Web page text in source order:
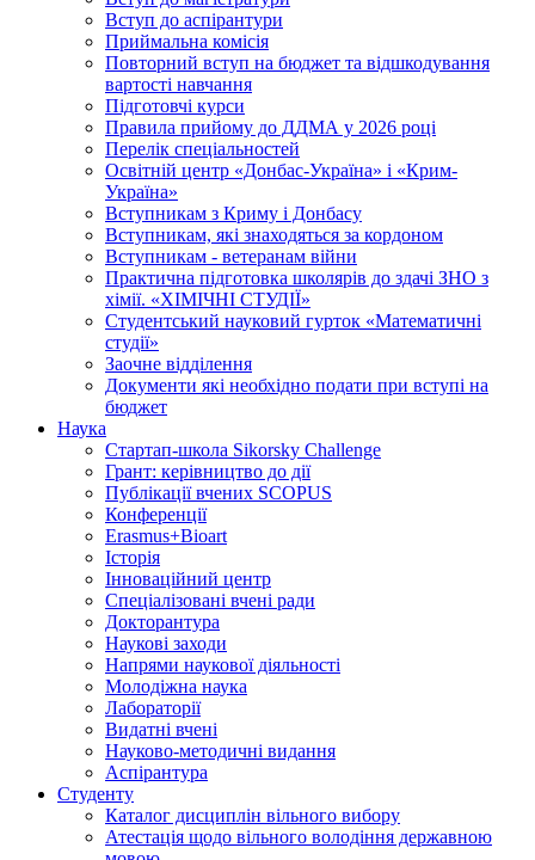
Вступ до аспірантури
Приймальна комісія
Повторний вступ на бюджет та відшкодування
вартості навчання
Підготовчі курси
Правила прийому до ДДМА у 2026 році
Перелік спеціальностей
Освітній центр «Донбас-Україна» і «Крим-
Україна»
Вступникам з Криму і Донбасу
Вступникам, які знаходяться за кордоном
Вступникам - ветеранам війни
Практична підготовка школярів до здачі ЗНО з
хімії. «ХІМІЧНІ СТУДІЇ»
Студентський науковий гурток «Математичні
студії»
Заочне відділення
Документи які необхідно подати при вступі на
бюджет
Наука
Стартап-школа Sikorsky Challenge
Грант: керівництво до дії
Публікації вчених SCOPUS
Конференції
Erasmus+Bioart
Історія
Інноваційний центр
Спеціалізовані вчені ради
Докторантура
Наукові заходи
Напрями наукової діяльності
Молодіжна наука
Лабораторії
Видатні вчені
Науково-методичні видання
Аспірантура
Студенту
Каталог дисциплін вільного вибору
Атестація щодо вільного володіння державною